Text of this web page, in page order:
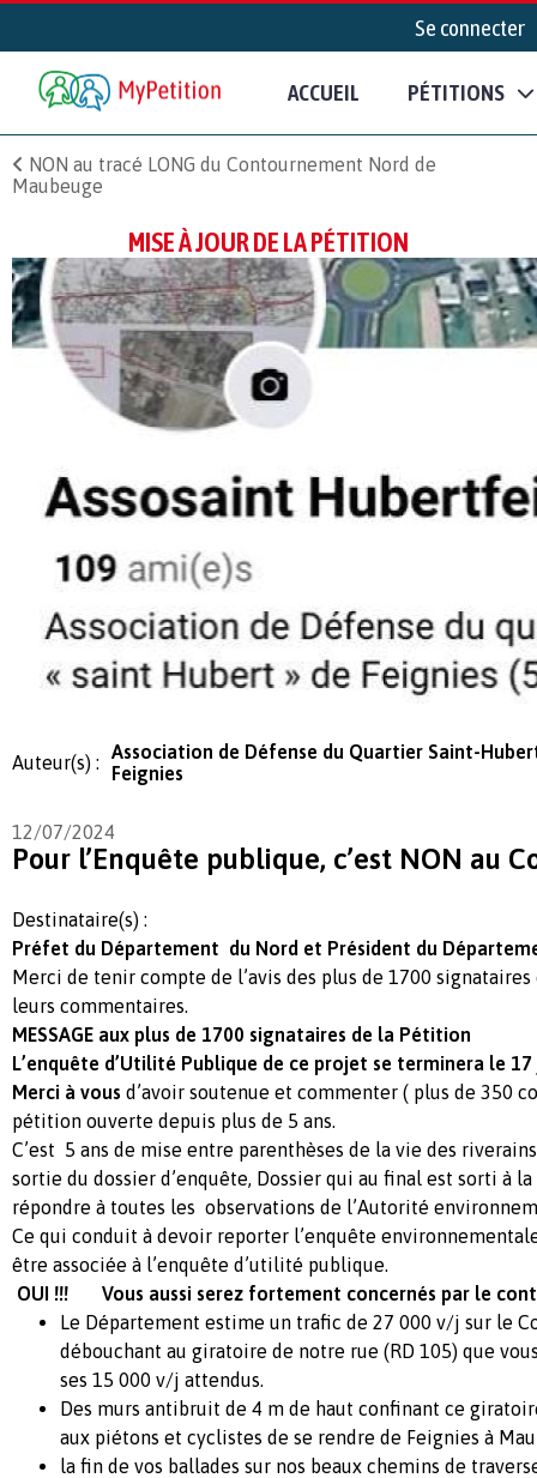
Se connecter
ACCUEIL PÉTITIONS
NON au tracé LONG du Contournement Nord de
Maubeuge
MISE À JOUR DE LA PÉTITION
Auteur(s) :
Association de Défense du Quartier Saint-
Feignies
12/07/2024
Pour l’Enquête publique, c’est NON au
Destinataire(s) :
Préfet du Département du Nord et Président du
Merci de tenir compte de l’avis des plus de 1700
leurs commentaires.
MESSAGE aux plus de 1700 signataires de la Pétition
L’enquête d’Utilité Publique de ce projet se terminera le
Merci à vous d’avoir soutenue et commenter ( plus de 350
pétition ouverte depuis plus de 5 ans.
C’est 5 ans de mise entre parenthèses de la vie des
sortie du dossier d’enquête, Dossier qui au final est sorti à
répondre à toutes les observations de l’Autorité
Ce qui conduit à devoir reporter l’enquête
être associée à l’enquête d’utilité publique.
OUI !!! Vous aussi serez fortement concernés par le
Le Département estime un trafic de 27 000 v/j sur le
débouchant au giratoire de notre rue (RD 105) que
ses 15 000 v/j attendus.
Des murs antibruit de 4 m de haut confinant ce
aux piétons et cyclistes de se rendre de Feignies à
la fin de vos ballades sur nos beaux chemins de